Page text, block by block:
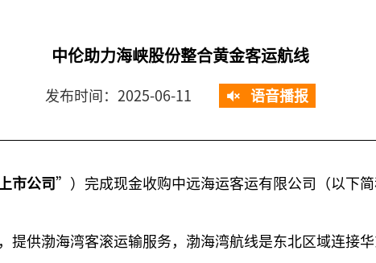
中伦助力海峡股份整合黄金客运航线
发布时间：2025-06-11 语音播报
市公司”）完成现金收购中远海运客运有限公司（以下
提供渤海湾客滚运输服务，渤海湾航线是东北区域连接